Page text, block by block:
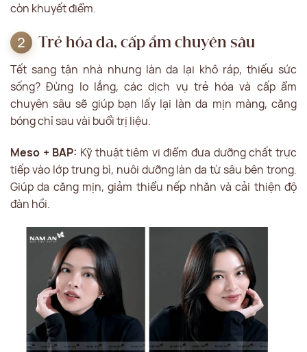
còn khuyết điểm.
Trẻ hóa da, cấp ẩm chuyên sâu
Tết sang tận nhà nhưng làn da lại khô ráp, thiếu sức
sống? Đừng lo lắng, các dịch vụ trẻ hóa và cấp ẩm
chuyên sâu sẽ giúp bạn lấy lại làn da mịn màng, căng
bóng chỉ sau vài buổi trị liệu.
Meso + BAP: Kỹ thuật tiêm vi điểm đưa dưỡng chất trực
tiếp vào lớp trung bì, nuôi dưỡng làn da từ sâu bên trong.
Giúp da căng mịn, giảm thiểu nếp nhăn và cải thiện độ
đàn hồi.